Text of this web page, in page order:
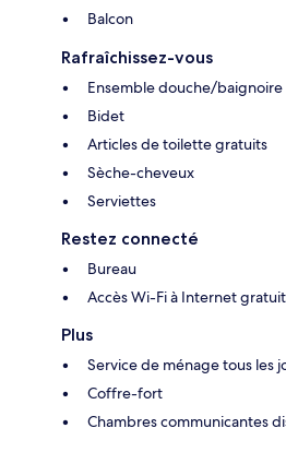
Balcon
Rafraîchissez-vous
Ensemble douche/baignoire
Bidet
Articles de toilette gratuits
Sèche-cheveux
Serviettes
Restez connecté
Bureau
Accès Wi-Fi à Internet gratuit
Plus
Service de ménage tous les
Coffre-fort
Chambres communicantes